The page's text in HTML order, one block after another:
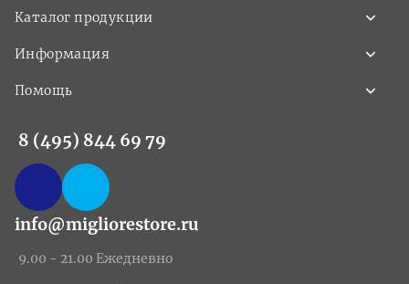
Каталог продукции
Информация
Помощь
8 (495) 844 69 79
info@migliorestore.ru
9.00 - 21.00 Ежедневно